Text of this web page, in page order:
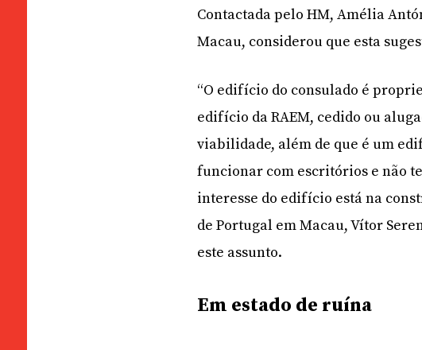
Contactada pelo HM, Amélia
Macau, considerou que esta
“O edifício do consulado é
edifício da RAEM, cedido ou
viabilidade, além de que é um
funcionar com escritórios e não
interesse do edifício está na
de Portugal em Macau, Vítor
este assunto.
Em estado de ruína